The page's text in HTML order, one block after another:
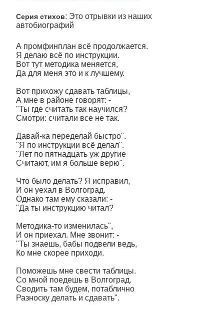
Серия стихов: Это отрывки из наших
автобиографий
А промфинплан всё продолжается.
Я делаю всё по инструкции.
Вот тут методика меняется,
Да для меня это и к лучшему.
Вот прихожу сдавать таблицы,
А мне в районе говорят: -
"Ты где считать так научился?
Смотри: считали все не так.
Давай-ка переделай быстро".
"Я по инструкции всё делал".
"Лет по пятнадцать уж другие
Считают, им я больше верю".
Что было делать? Я исправил,
И он уехал в Волгоград.
Однако там ему сказали: -
"Да ты инструкцию читал?
Методика-то изменилась",
И он приехал. Мне звонит: -
"Ты знаешь, бабы подвели ведь,
Ко мне скорее приходи.
Поможешь мне свести таблицы.
Со мной поедешь в Волгоград.
Сводить там будем, потаблично
Разноску делать и сдавать".